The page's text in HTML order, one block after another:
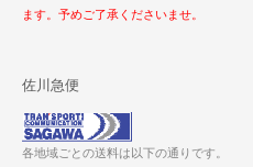
ます。予めご了承くださいませ。
佐川急便
各地域ごとの送料は以下の通りです。